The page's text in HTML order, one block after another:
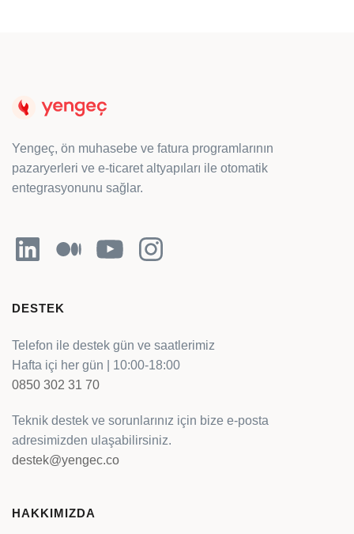
Yengeç, ön muhasebe ve fatura programlarının
pazaryerleri ve e-ticaret altyapıları ile otomatik
entegrasyonunu sağlar.
LinkedInOrta YouTubeInstagram
DESTEK
Telefon ile destek gün ve saatlerimiz
Hafta içi her gün | 10:00-18:00
0850 302 31 70
Teknik destek ve sorunlarınız için bize e-posta
adresimizden ulaşabilirsiniz.
destek@yengec.co
HAKKIMIZDA